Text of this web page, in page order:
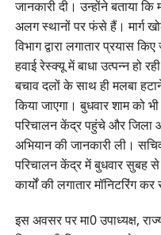
जानकारी दी। उन्होंने बताया
अलग स्थानों पर फंसे हैं। मार्ग
विभाग द्वारा लगातार प्रयास
हवाई रेस्क्यू में बाधा उत्पन्न हो
बचाव दलों के साथ ही मलबा
किया जाएगा। बुधवार शाम को
परिचालन केंद्र पहुंचे और जिला
अभियान की जानकारी ली।
परिचालन केंद्र में बुधवार सुबह
कार्यों की लगातार मॉनिटरिंग कर
इस अवसर पर मा0 उपाध्यक्ष,